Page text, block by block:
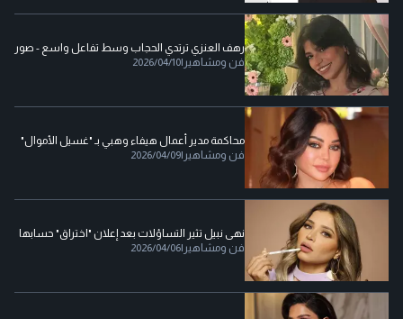
رهف العنزي ترتدي الحجاب وسط تفاعل واسع - صور
فن ومشاهير |
2026/04/10
محاكمة مدير أعمال هيفاء وهبي بـ "غسيل الأموال"
فن ومشاهير |
2026/04/09
نهى نبيل تثير التساؤلات بعد إعلان "اختراق" حسابها
فن ومشاهير |
2026/04/06